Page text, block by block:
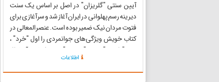
آیین سنتی "گلریزان" در اصل بر اساس یک سنت
دیرینه رسم پهلوانی در ایران آغاز شد و سرآغازی برای
فتوت مردان نیک ضمیر بوده است. عنصرالمعالی در
کتاب خویش ویژگی‌های جوانمردی را اول "خرد" ،
دوم "راستی" و سوم "مردمی" بر می‌شمارد و آنها را از
نشانه‌های رادمنشی و جوانمردی و عیاری می‌داند.
همچنین...
اطلاعات